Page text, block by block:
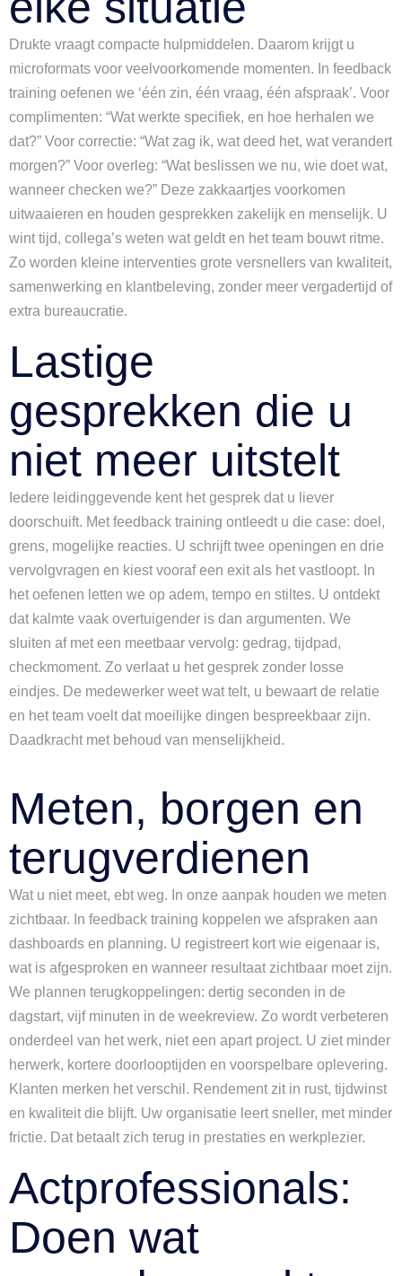
Drukte vraagt compacte hulpmiddelen. Daarom krijgt u
microformats voor veelvoorkomende momenten. In feedback
training oefenen we ‘één zin, één vraag, één afspraak’. Voor
complimenten: “Wat werkte specifiek, en hoe herhalen we
dat?” Voor correctie: “Wat zag ik, wat deed het, wat verandert
morgen?” Voor overleg: “Wat beslissen we nu, wie doet wat,
wanneer checken we?” Deze zakkaartjes voorkomen
uitwaaieren en houden gesprekken zakelijk en menselijk. U
wint tijd, collega’s weten wat geldt en het team bouwt ritme.
Zo worden kleine interventies grote versnellers van kwaliteit,
samenwerking en klantbeleving, zonder meer vergadertijd of
extra bureaucratie.
Lastige
gesprekken die u
niet meer uitstelt
Iedere leidinggevende kent het gesprek dat u liever
doorschuift. Met feedback training ontleedt u die case: doel,
grens, mogelijke reacties. U schrijft twee openingen en drie
vervolgvragen en kiest vooraf een exit als het vastloopt. In
het oefenen letten we op adem, tempo en stiltes. U ontdekt
dat kalmte vaak overtuigender is dan argumenten. We
sluiten af met een meetbaar vervolg: gedrag, tijdpad,
checkmoment. Zo verlaat u het gesprek zonder losse
eindjes. De medewerker weet wat telt, u bewaart de relatie
en het team voelt dat moeilijke dingen bespreekbaar zijn.
Daadkracht met behoud van menselijkheid.
Meten, borgen en
terugverdienen
Wat u niet meet, ebt weg. In onze aanpak houden we meten
zichtbaar. In feedback training koppelen we afspraken aan
dashboards en planning. U registreert kort wie eigenaar is,
wat is afgesproken en wanneer resultaat zichtbaar moet zijn.
We plannen terugkoppelingen: dertig seconden in de
dagstart, vijf minuten in de weekreview. Zo wordt verbeteren
onderdeel van het werk, niet een apart project. U ziet minder
herwerk, kortere doorlooptijden en voorspelbare oplevering.
Klanten merken het verschil. Rendement zit in rust, tijdwinst
en kwaliteit die blijft. Uw organisatie leert sneller, met minder
frictie. Dat betaalt zich terug in prestaties en werkplezier.
Actprofessionals:
Doen wat